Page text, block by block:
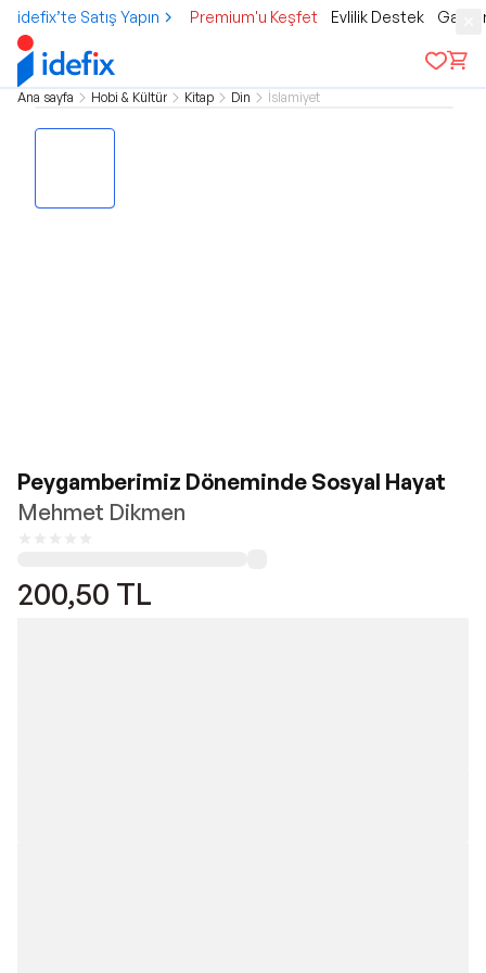
idefix’te Satış Yapın Premium'u Keşfet Evlilik Destek
Ana sayfa Hobi & Kültür Kitap Din İslamiyet
Peygamberimiz Döneminde Sosyal Hayat
Mehmet Dikmen
200,50 TL